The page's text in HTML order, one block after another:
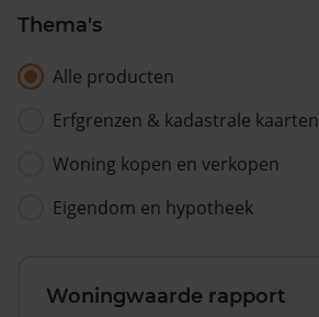
Thema's
Alle producten
Erfgrenzen & kadastrale kaarten
Woning kopen en verkopen
Eigendom en hypotheek
Woningwaarde rapport